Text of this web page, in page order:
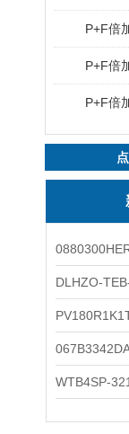
P+F倍
P+F倍
P+F倍